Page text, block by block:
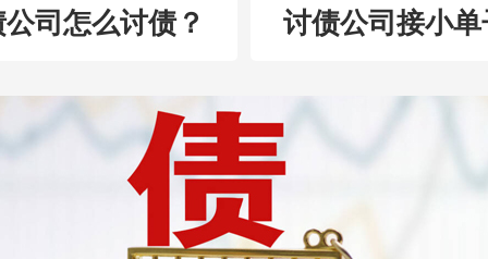
司怎么讨债？ 讨债公司接小